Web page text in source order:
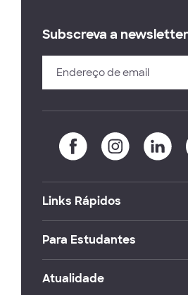
Subscreva a
Links Rápidos
Para Estudantes
Atualidade